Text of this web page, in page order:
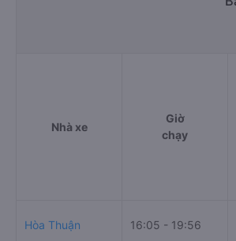
Nhà xe
Giờ
chạy
Hòa Thuận 16:05 - 19:56